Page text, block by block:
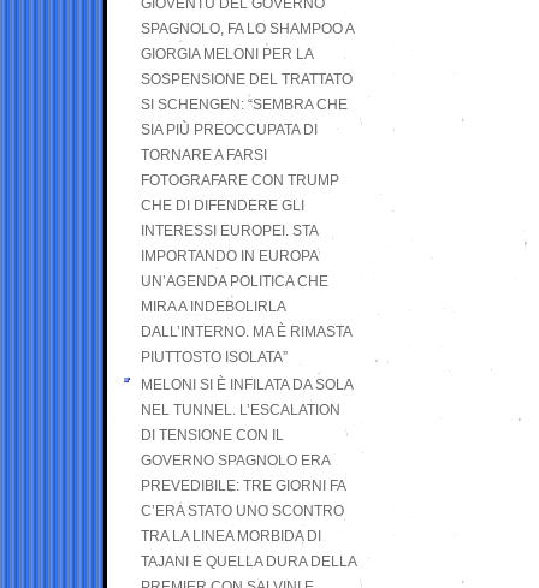
GIOVENTÙ DEL GOVERNO
SPAGNOLO, FA LO SHAMPOO A
GIORGIA MELONI PER LA
SOSPENSIONE DEL TRATTATO
SI SCHENGEN: “SEMBRA CHE
SIA PIÙ PREOCCUPATA DI
TORNARE A FARSI
FOTOGRAFARE CON TRUMP
CHE DI DIFENDERE GLI
INTERESSI EUROPEI. STA
IMPORTANDO IN EUROPA
UN’AGENDA POLITICA CHE
MIRA A INDEBOLIRLA
DALL’INTERNO. MA È RIMASTA
PIUTTOSTO ISOLATA”
MELONI SI È INFILATA DA SOLA
NEL TUNNEL. L’ESCALATION
DI TENSIONE CON IL
GOVERNO SPAGNOLO ERA
PREVEDIBILE: TRE GIORNI FA
C’ERA STATO UNO SCONTRO
TRA LA LINEA MORBIDA DI
TAJANI E QUELLA DURA DELLA